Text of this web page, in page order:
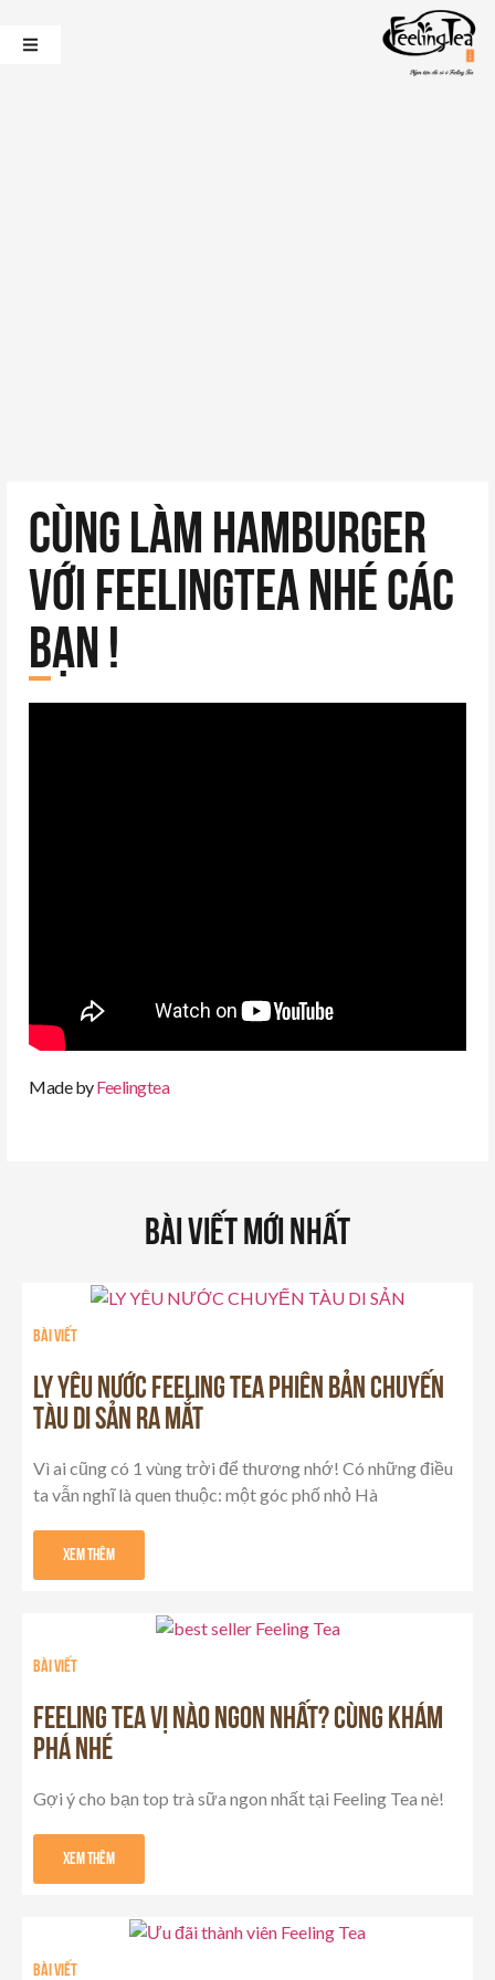
Cùng làm Hamburger
với Feelingtea nhé các
bạn !
Made byFeelingtea
Bài Viết Mới Nhất
Bài viết
LY YÊU NƯỚC FEELING TEA PHIÊN BẢN CHUYẾN
TÀU DI SẢN RA MẮT
Vì ai cũng có 1 vùng trời để thương nhớ! Có những điều
ta vẫn nghĩ là quen thuộc: một góc phố nhỏ Hà
Xem Thêm
Bài viết
FEELING TEA VỊ NÀO NGON NHẤT? CÙNG KHÁM
PHÁ NHÉ
Gợi ý cho bạn top trà sữa ngon nhất tại Feeling Tea nè!
Xem Thêm
Bài viết